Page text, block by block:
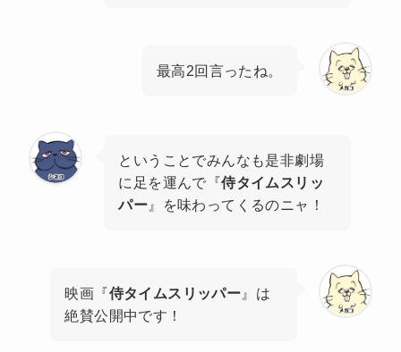
最高2回言ったね。
ということでみんなも是非劇場
に足を運んで『侍タイムスリッ
パー 』を味わってくるのニャ！
映画『侍タイムスリッパー 』は
絶賛公開中です！